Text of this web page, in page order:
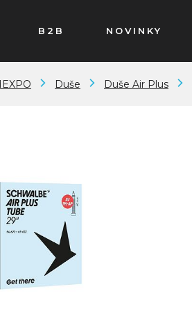
B2B NOVINKY
Duše Duše Air Plus